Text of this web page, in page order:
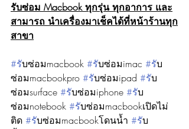
รับซ่อม Macbook ทุกรุ่น ทุกอาการ และ
สามารถ นำเครื่องมาเช็คได้ที่หน้าร้านทุก
สาขา
#รับซ่อมmacbook #รับซ่อมimac #รับ
ซ่อมmacbookpro #รับซ่อมipad #รับ
ซ่อมsurface #รับซ่อมiphone #รับ
ซ่อมnotebook #รับซ่อมmacbookเปิดไม่
ติด #รับซ่อมmacbookโดนน้ำ #รับ